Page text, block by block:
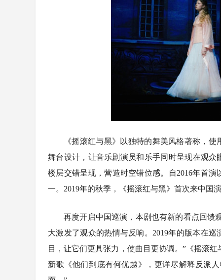
《摇滚红与黑》以独特的舞美风格著称，
舞台设计，让音乐剧演员和乐手同时呈现在观
楼层交错呈现，营造时空错位感。自2016年首
一。2019年的秋季，《摇滚红与黑》首次来中国
再度开启中国巡演，本剧也有新的看点回馈
大激发了观众的热情与反响。2019年的版本在
目，让它们更具张力，使曲目更协调。”《摇滚
新歌《他们到底有何优越》，更详尽解释反派
首次全网直
连演三天
从国话《青
活四川文旅
凤凰传奇、
出点燃暑期
2026年“成
才艺盛典启